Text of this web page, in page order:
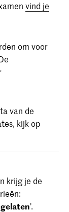
vind je
om voor
van de
kijk op
krijg je de
’.